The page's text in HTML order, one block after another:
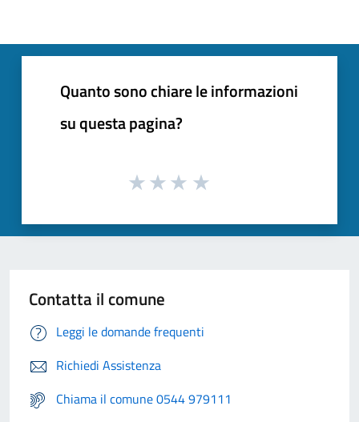
Quanto sono chiare le informazioni
su questa pagina?
Contatta il comune
Leggi le domande frequenti
Richiedi Assistenza
Chiama il comune 0544 979111